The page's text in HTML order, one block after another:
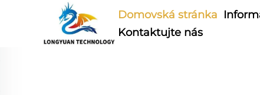
Domovská stránka
Kontaktujte nás